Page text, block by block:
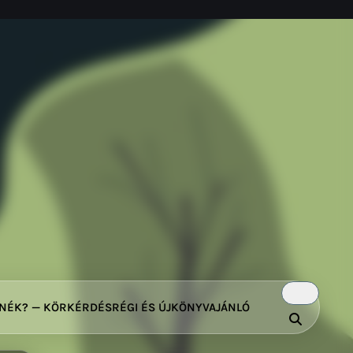
— KÖRKÉRDÉSRÉGI ÉS ÚJKÖNYVAJÁNLÓ